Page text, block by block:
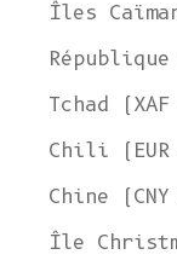
Îles
Tchad (XAF
Chili
Chine
Île